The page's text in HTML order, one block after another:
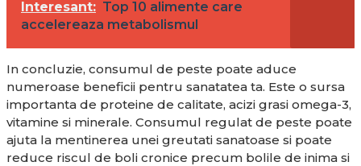
Interesant: Top 10 alimente care
accelereaza metabolismul
In concluzie, consumul de peste poate aduce
numeroase beneficii pentru sanatatea ta. Este o sursa
importanta de proteine de calitate, acizi grasi omega-3,
vitamine si minerale. Consumul regulat de peste poate
ajuta la mentinerea unei greutati sanatoase si poate
reduce riscul de boli cronice precum bolile de inima si